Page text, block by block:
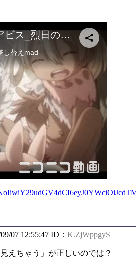
07 12:55:47 ID： K.ZjWppgyS
えちゃう」が正しいのでは？